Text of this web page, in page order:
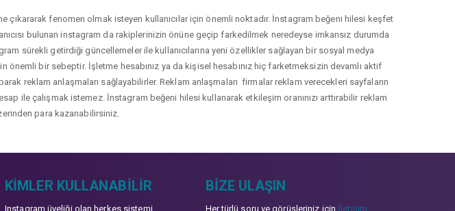
fenomen olmak isteyen kullanıcılar için önemli noktadır. İnstagram beğeni hilesi keşfet
bulunan instagram da rakiplerinizin önüne geçip farkedilmek neredeyse imkansız durumda
sürekli getirdiği güncellemeler ile kullanıcılarına yeni özellikler sağlayan bir sosyal medya
önemli bir sebeptir. İşletme hesabınız ya da kişisel hesabınız hiç farketmeksizin devamlı aktif
reklam anlaşmaları sağlayabilirler. Reklam anlaşmaları firmalar reklam verecekleri sayfaların
ile çalışmak istemez. İnstagram beğeni hilesi kullanarak etkileşim oranınızı arttırabilir reklam
para kazanabilirsiniz.
KIMLER KULLANABILIR
Instagram üyeliği olan herkes sistemi
BIZE ULAŞIN
Her türlü soru ve görüşleriniz için İletişim